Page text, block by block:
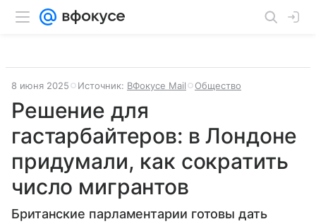
8 июня 2025 Источник: ВФокусе Mail Общество
Решение для
гастарбайтеров: в Лондоне
придумали, как сократить
число мигрантов
Британские парламентарии готовы дать